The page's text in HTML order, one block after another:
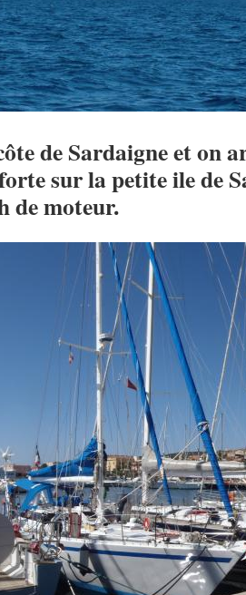
de Sardaigne et on
sur la petite ile de
de moteur.